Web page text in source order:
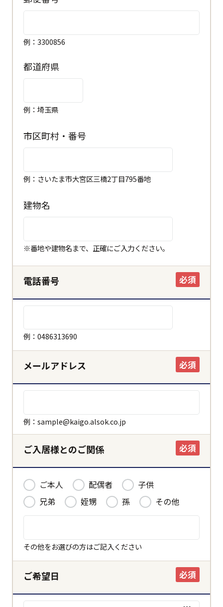
例：3300856
都道府県
例：埼玉県
市区町村・番号
例：さいたま市大宮区三橋2丁目795番地
建物名
※番地や建物名まで、正確にご入力ください。
電話番号 必須
例：0486313690
メールアドレス 必須
例：sample@kaigo.alsok.co.jp
ご入居様とのご関係 必須
ご本人 配偶者
子供
兄弟
姪甥 孫 その他
その他をお選びの方はご記入ください
ご希望日 必須